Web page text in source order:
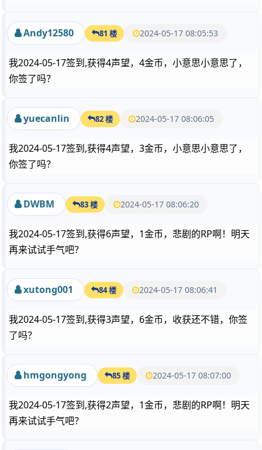
Andy12580 81 楼 2024-05-17 08:05:53
我2024-05-17签到,获得4声望，4金币，小意思小意思了，
你签了吗？
yuecanlin 82 楼 2024-05-17 08:06:05
我2024-05-17签到,获得4声望，3金币，小意思小意思了，
你签了吗？
DWBM 83 楼 2024-05-17 08:06:20
我2024-05-17签到,获得6声望，1金币，悲剧的RP啊！明天
再来试试手气吧？
xutong001 84 楼 2024-05-17 08:06:41
我2024-05-17签到,获得3声望，6金币，收获还不错，你签
了吗？
hmgongyong 85 楼 2024-05-17 08:07:00
我2024-05-17签到,获得2声望，1金币，悲剧的RP啊！明天
再来试试手气吧？